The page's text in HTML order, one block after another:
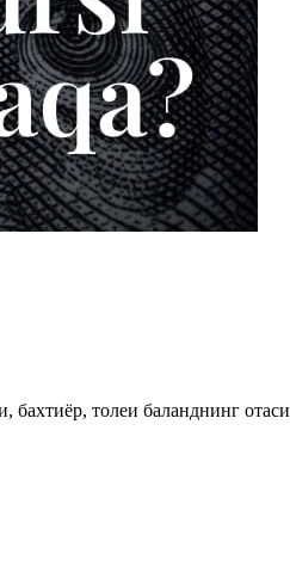
бахтиёр, толеи баланднинг отаси